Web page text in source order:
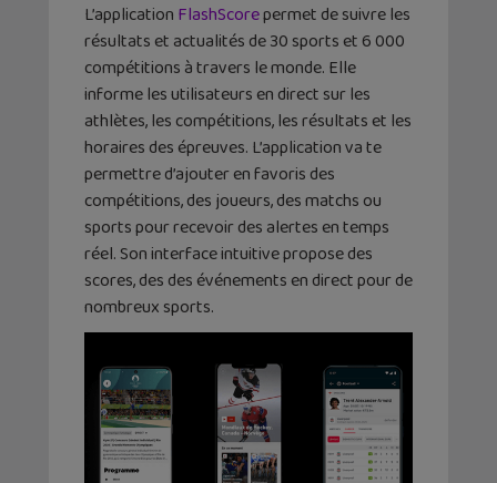
L’application FlashScorepermet de suivre les
résultats et actualités de 30 sports et 6 000
compétitions à travers le monde. Elle
informe les utilisateurs en direct sur les
athlètes, les compétitions, les résultats et les
horaires des épreuves. L’application va te
permettre d’ajouter en favoris des
compétitions, des joueurs, des matchs ou
sports pour recevoir des alertes en temps
réel. Son interface intuitive propose des
scores, des des événements en direct pour de
nombreux sports.